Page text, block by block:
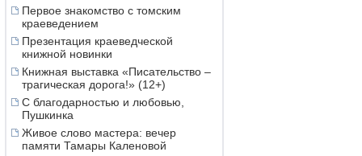
Первое знакомство с томским
краеведением
Презентация краеведческой
книжной новинки
Книжная выставка «Писательство –
трагическая дорога!» (12+)
С благодарностью и любовью,
Пушкинка
Живое слово мастера: вечер
памяти Тамары Каленовой